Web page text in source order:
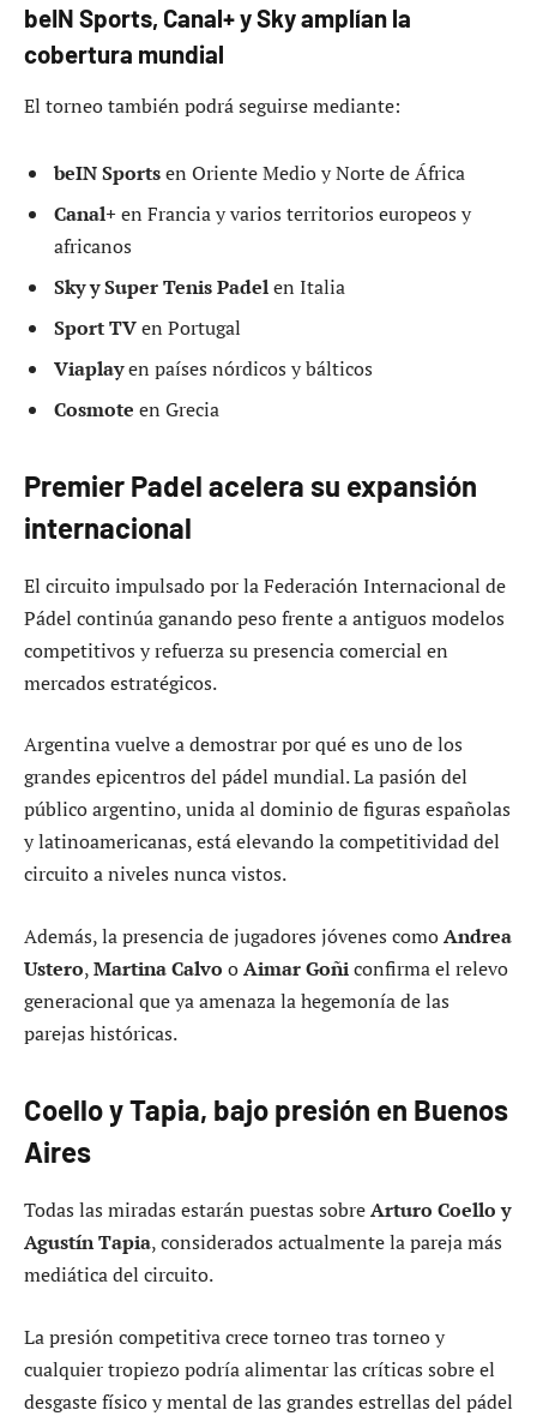
beIN Sports, Canal+ y Sky amplían la
cobertura mundial
El torneo también podrá seguirse mediante:
beIN Sportsen Oriente Medio y Norte de África
Canal+en Francia y varios territorios europeos y
africanos
Sky y Super Tenis Padelen Italia
Sport TVen Portugal
Viaplayen países nórdicos y bálticos
Cosmote en Grecia
Premier Padel acelera su expansión
internacional
El circuito impulsado por la Federación Internacional de
Pádel continúa ganando peso frente a antiguos modelos
competitivos y refuerza su presencia comercial en
mercados estratégicos.
Argentina vuelve a demostrar por qué es uno de los
grandes epicentros del pádel mundial. La pasión del
público argentino, unida al dominio de figuras españolas
y latinoamericanas, está elevando la competitividad del
circuito a niveles nunca vistos.
Además, la presencia de jugadores jóvenes comoAndrea
Ustero,Martina Calvo oAimar Goñiconfirma el relevo
generacional que ya amenaza la hegemonía de las
parejas históricas.
Coello y Tapia, bajo presión en Buenos
Aires
Todas las miradas estarán puestas sobreArturo Coello y
Agustín Tapia, considerados actualmente la pareja más
mediática del circuito.
La presión competitiva crece torneo tras torneo y
cualquier tropiezo podría alimentar las críticas sobre el
desgaste físico y mental de las grandes estrellas del pádel